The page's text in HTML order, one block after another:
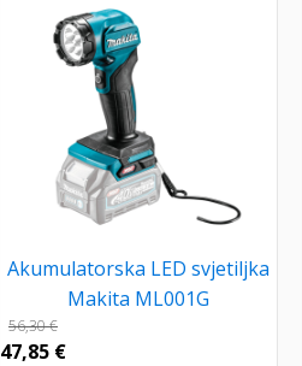
Akumulatorska LED svjetiljka
Makita ML001G
56,30€
47,85 €